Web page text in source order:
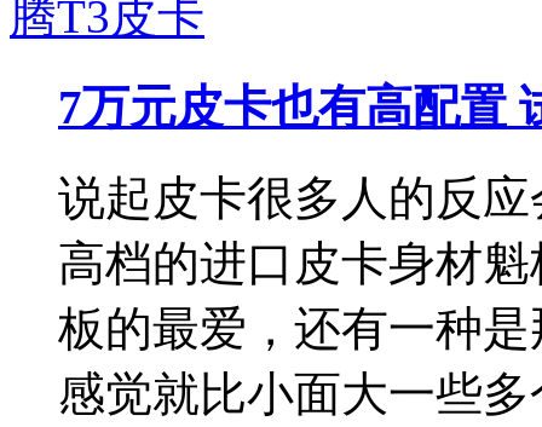
7万元皮卡也有高配置
说起皮卡很多人的反
高档的进口皮卡身材
板的最爱，还有一种
感觉就比小面大一些